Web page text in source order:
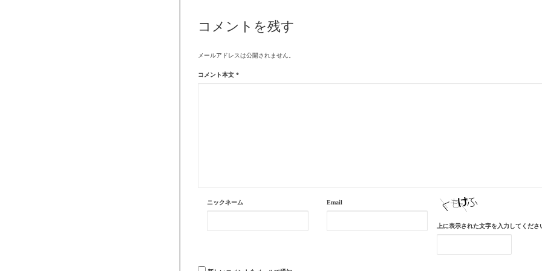
コメントを残す
メールアドレスは公開されません。
コメント本文 *
ニックネーム Email
上に表示された文字を入力してくださ